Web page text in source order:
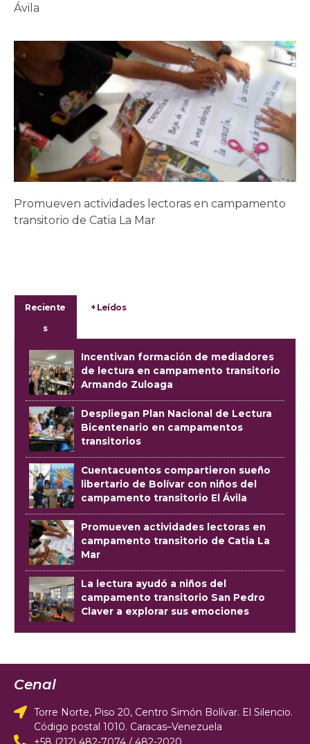
Ávila
Promueven actividades lectoras en campamento
transitorio de Catia La Mar
Reciente
s
+ Leídos
Incentivan formación de mediadores
de lectura en campamento transitorio
Armando Zuloaga
Despliegan Plan Nacional de Lectura
Bicentenario en campamentos
transitorios
Cuentacuentos compartieron sueño
libertario de Bolívar con niños del
campamento transitorio El Ávila
Promueven actividades lectoras en
campamento transitorio de Catia La
Mar
La lectura ayudó a niños del
campamento transitorio San Pedro
Claver a explorar sus emociones
Cenal
Torre Norte, Piso 20, Centro Simón Bolívar. El Silencio.
Código postal 1010. Caracas–Venezuela